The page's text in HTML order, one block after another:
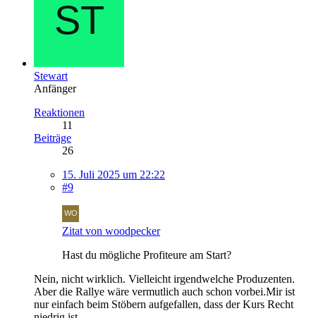
Stewart
Anfänger
Reaktionen
11
Beiträge
26
15. Juli 2025 um 22:22
#9
Zitat von woodpecker
Hast du mögliche Profiteure am Start?
Nein, nicht wirklich. Vielleicht irgendwelche Produzenten.
Aber die Rallye wäre vermutlich auch schon vorbei.Mir ist
nur einfach beim Stöbern aufgefallen, dass der Kurs Recht